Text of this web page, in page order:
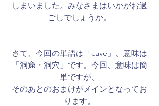
しまいました。みなさまはいかがお過
ごしでしょうか。
さて、今回の単語は「cave」、意味は
「洞窟・洞穴」です。今回、意味は簡
単ですが、
そのあとのおまけがメインとなってお
ります。